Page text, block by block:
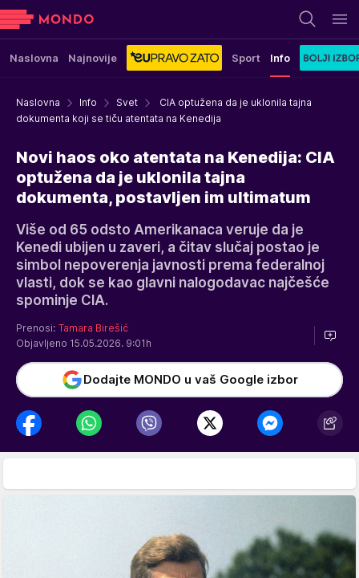
Naslovna Najnovije Sport Info
Naslovna Info Svet
CIA optužena da je uklonila tajna
dokumenta koji se tiču atentata na Kenedija
Novi haos oko atentata na Kenedija: CIA
optužena da je uklonila tajna
dokumenta, postavljen im ultimatum
Više od 65 odsto Amerikanaca veruje da je
Kenedi ubijen u zaveri, a čitav slučaj postao je
simbol nepoverenja javnosti prema federalnoj
vlasti, dok se kao glavni nalogodavac najčešće
spominje CIA.
Prenosi: Tamara Birešić
Objavljeno 15.05.2026. 9:01h
Dodajte MONDO u vaš Google izbor